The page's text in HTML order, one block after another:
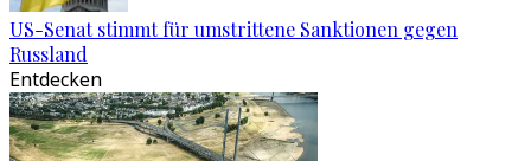
US-Senat stimmt für umstrittene Sanktionen gegen
Russland
Entdecken